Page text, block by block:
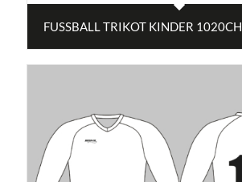
FUSSBALL TRIKOT KINDER 1020CH